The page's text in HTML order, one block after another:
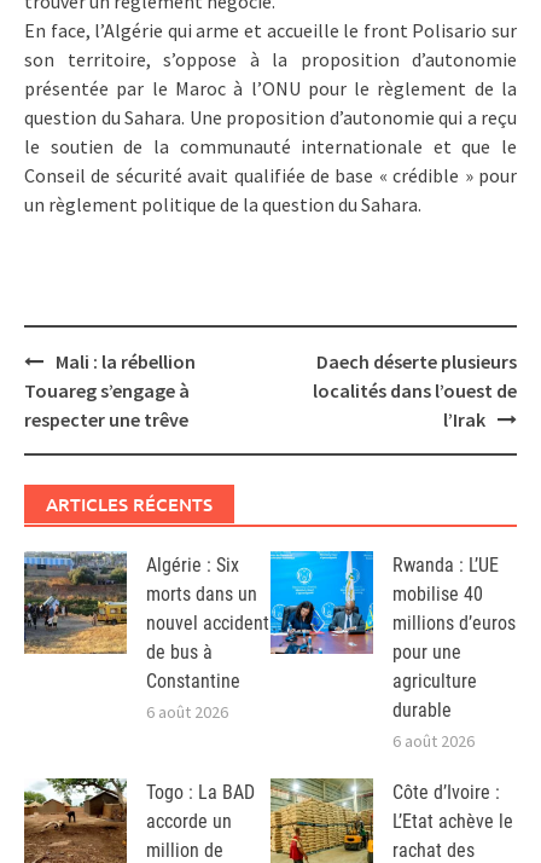
En face, l’Algérie qui arme et accueille le front Polisario sur
son territoire, s’oppose à la proposition d’autonomie
présentée par le Maroc à l’ONU pour le règlement de la
question du Sahara. Une proposition d’autonomie qui a reçu
le soutien de la communauté internationale et que le
Conseil de sécurité avait qualifiée de base « crédible » pour
un règlement politique de la question du Sahara.
Post
navigation
Mali : la rébellion
Touareg s’engage à
respecter une trêve
Daech déserte plusieurs
localités dans l’ouest de
l’Irak
ARTICLES RÉCENTS
Algérie : Six
morts dans un
nouvel accident
de bus à
Constantine
6 août 2026
Rwanda : L’UE
mobilise 40
millions d’euros
pour une
agriculture
durable
6 août 2026
Togo : La BAD
accorde un
million de
Côte d’Ivoire :
L’Etat achève le
rachat des